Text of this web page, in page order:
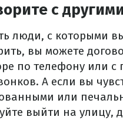
с
люди, с которыми
вы можете
по телефону или
А если вы
или
выйти на улицу,